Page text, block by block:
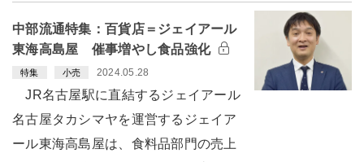
中部流通特集：百貨店＝ジェイアール
東海高島屋 催事増やし食品強化
特集 小売 2024.05.28
JR名古屋駅に直結するジェイアール
名古屋タカシマヤを運営するジェイア
ール東海高島屋は、食料品部門の売上